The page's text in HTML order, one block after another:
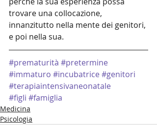
trovare una collocazione,
innanzitutto nella mente dei genitori,
e poi nella sua.
#prematurità #pretermine
#immaturo #incubatrice #genitori
#terapiaintensivaneonatale
#figli #famiglia
Medicina
Psicologia